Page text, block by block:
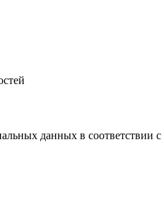
данных в соответствии с